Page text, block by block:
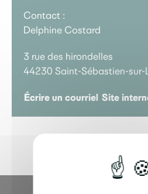
Contact :
Delphine Costard
3 rue des hirondelles
44230 Saint-Sébastien-sur-
Écrire un courriel Site